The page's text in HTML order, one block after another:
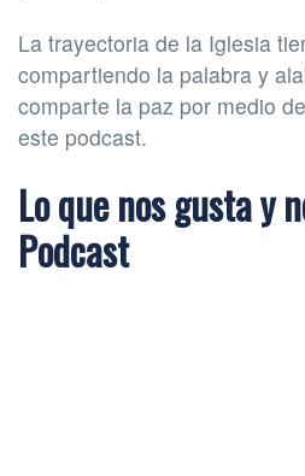
La trayectoria de la Iglesia
compartiendo la palabra y
comparte la paz por medio
este podcast.
Lo que nos gusta y
Podcast